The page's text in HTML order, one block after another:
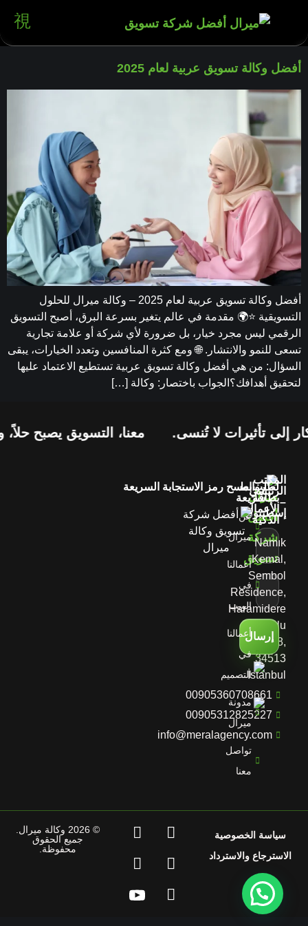
أفضل وكالة تسويق عربية لعام 2025
أفضل وكالة تسويق عربية لعام 2025 – وكالة ميرال للحلول
التسويقية ⭐🌍 مقدمة في عالم يتغير بسرعة البرق، أصبح التسويق
الرقمي ليس مجرد خيار، بل ضرورة لأي شركة أو علامة تجارية
تسعى للنمو والانتشار. 🌐 ومع كثرة المنافسين وتعدد الخيارات، يبقى
السؤال: من هي أفضل وكالة تسويق عربية تستطيع الاعتماد عليها
لتحقيق أهدافك؟الجواب باختصار: وكالة […]
معنا، التسويق يصبح إلى تأثيرات لا تُنسى.
المكتب
الرئيسي
–
إسطنبول
Namık
Kemal,
Sembol
Residence,
Haramidere
Yolu
D:No:28,
34513
İstanbul
00905360708661
00905312825227
info@meralagency.com
لطلب
بطاقة
الأعمال
الذكية
إرسال
روابط
سريعة
عن
ميرال
أعمالنا
في
الويب
أعمالنا
في
التصميم
مدونة
ميرال
تواصل
معنا
امسح رمز الاستجابة السريعة
سياسة الخصوصية
الاسترجاع والاسترداد
© 2026 وكالة ميرال.
جميع الحقوق
محفوظة.